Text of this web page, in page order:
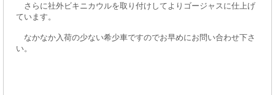
さらに社外ビキニカウルを取り付けしてよりゴージャスに仕上げ
ています。
なかなか入荷の少ない希少車ですのでお早めにお問い合わせ下さ
い。